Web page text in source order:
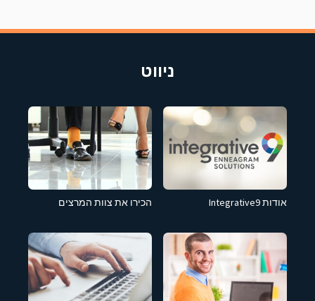
ניווט
אודות Integrative9 הכירו את צוות המרצים